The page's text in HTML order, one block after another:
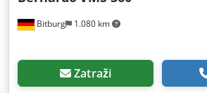
Bitburg 1.080 km
Zatraži